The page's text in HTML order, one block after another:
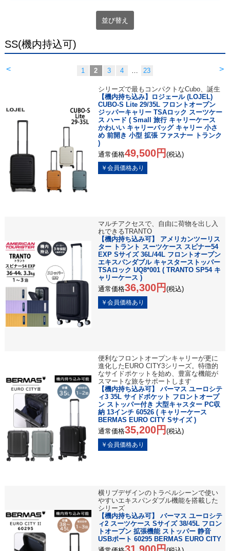
並び替え
SS(機内持込可)
< >
1 2 3 4 … 23
シリーズで最もコンパクトなCubo、誕生
【機内持ち込み】ロジェール (LOJEL)
CUBO-S Lite 29/35L フロントオープン
ジッパーキャリー TSAロック スーツケー
ス ハード ( Small 旅行 キャリーケース
かわいい キャリーバッグ キャリー 小さ
め 前開き 小型 拡張 ファスナー トランク
)
通常価格49,500円 (税込)
マルチアクセスで、自由に荷物を出し入
れできるTRANTO
【機内持ち込み可】 アメリカンツーリス
ター トラント スーツケース スピナー54
EXP Sサイズ 36L/44L フロントオープン
エキスパンダブル キャスターストッパー
TSAロック UQ8*001 ( TRANTO SP54 キ
ャリーケース )
通常価格36,300円 (税込)
便利なフロントオープンキャリーが更に
進化したEURO CITY3シリーズ。特徴的
なサイドポケットを始め、豊富な機能が
スマートな旅をサポートします
【機内持ち込み可】 バーマス ユーロシテ
ィ3 35L サイドポケット フロントオープ
ン ストッパー付き 大型キャスター PC収
納 13インチ 60526 ( キャリーケース
BERMAS EURO CITY Sサイズ )
通常価格35,200円 (税込)
横リブデザインのトラベルシーンで使い
やすいエキスパンダブル機能を搭載した
シリーズ
【機内持ち込み可】 バーマス ユーロシテ
ィ2 スーツケース Sサイズ 38/45L フロン
トオープン 拡張機能 ストッパー 静音
USBポート 60295 BERMAS EURO CITY